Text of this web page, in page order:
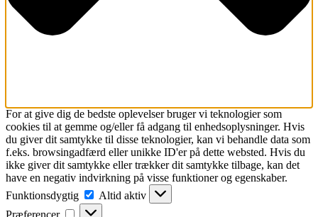
For at give dig de bedste oplevelser bruger vi teknologier som
cookies til at gemme og/eller få adgang til enhedsoplysninger. Hvis
du giver dit samtykke til disse teknologier, kan vi behandle data som
f.eks. browsingadfærd eller unikke ID'er på dette websted. Hvis du
ikke giver dit samtykke eller trækker dit samtykke tilbage, kan det
have en negativ indvirkning på visse funktioner og egenskaber.
Funktionsdygtig
Funktionsdygtig
Altid aktiv
Præferencer